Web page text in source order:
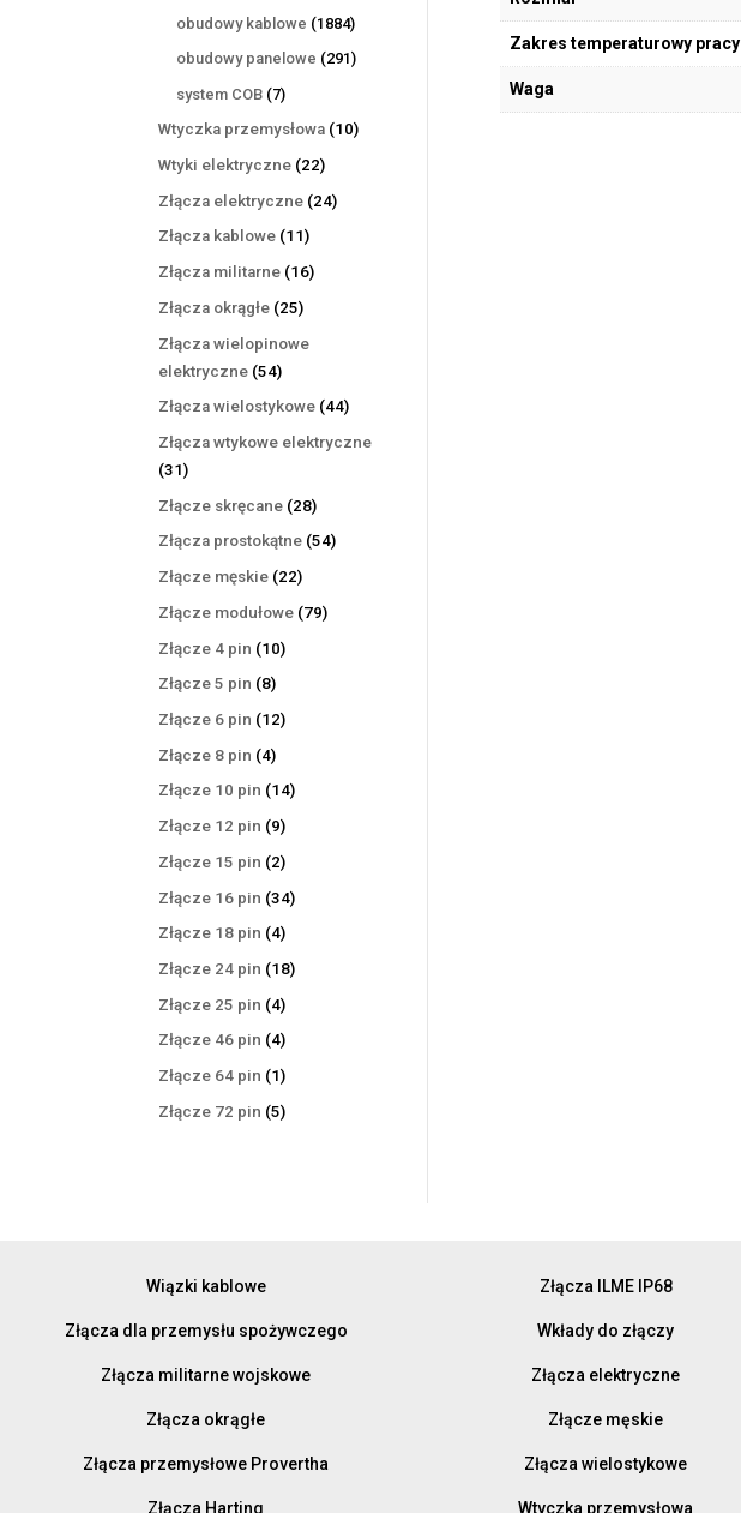
produktów
obudowy kablowe 18841884
produkty
obudowy panelowe 291291
system COB 77
produktów
Wtyczka przemysłowa 1010
Wtyki elektryczne 2222
produkty
Złącza elektryczne 2424
Złącza kablowe 1111
produktów
Złącza militarne 1616
Złącza okrągłe 2525
Złącza wielopinowe
elektryczne 5454
produkty
Złącza wielostykowe 4444
Złącza wtykowe elektryczne
3131
produktów
Złącze skręcane 2828
produktów
Złącza prostokątne 5454
Złącze męskie 2222
produkty
Złącze modułowe 7979
Złącze 4 pin 1010
Złącze 5 pin 88
produktów
Złącze 6 pin 1212
Złącze 8 pin 44
produkty
Złącze 10 pin 1414
Złącze 12 pin 99
produktów
Złącze 15 pin 22
produkty
Złącze 16 pin 3434
Złącze 18 pin 44
produkty
Złącze 24 pin 1818
Złącze 25 pin 44
produkty
Złącze 46 pin 44
produkty
Złącze 64 pin 11
produkt
Złącze 72 pin 55
Zakres temperaturowy pracy
Waga
Wiązki kablowe
Złącza dla przemysłu spożywczego
Złącza militarne wojskowe
Złącza okrągłe
Złącza przemysłowe Provertha
Złącza Harting
Złącza ILME IP68
Wkłady do złączy
Złącza elektryczne
Złącze męskie
Złącza wielostykowe
Wtyczka przemysłowa